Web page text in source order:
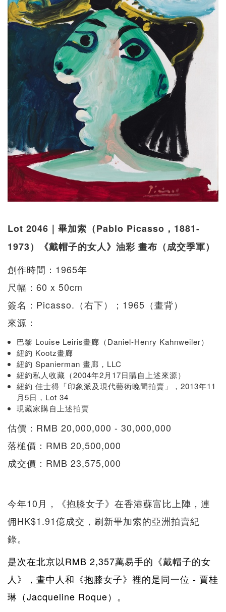
Lot 2046｜畢加索（Pablo Picasso，1881-
1973）《戴帽子的女人》油彩 畫布（成交季軍）
創作時間：1965年
尺幅：60 x 50cm
簽名：Picasso.（右下）；1965（畫背）
來源：
巴黎 Louise Leiris畫廊（Daniel-Henry Kahnweiler）
紐約 Kootz畫廊
紐約 Spanierman 畫廊，LLC
紐約私人收藏（2004年2月17日購自上述來源）
紐約 佳士得「印象派及現代藝術晚間拍賣」，2013年11
月5日，Lot 34
現藏家購自上述拍賣
估價：RMB 20,000,000 - 30,000,000
落槌價：RMB 20,500,000
成交價：RMB 23,575,000
今年10月，《抱膝女子》在香港蘇富比上陣，連
佣HK$1.91億成交，刷新畢加索的亞洲拍賣紀
錄。
是次在北京以RMB 2,357萬易手的《戴帽子的女
人》，畫中人和《抱膝女子》裡的是同一位 - 賈桂
琳（Jacqueline Roque）。